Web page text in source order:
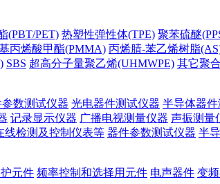
(PBT/PET) 热塑性弹性体(TPE) 聚苯硫醚
丙烯酸甲酯(PMMA) 丙烯腈-苯乙烯树脂
SBS 超高分子量聚乙烯(UHMWPE) 其它聚
数测试仪器 光电器件测试仪器 半导体器
记录显示仪器 广播电视测量仪器 声振测量
线检测及控制仪表等 器件参数测试仪器 半
元件 频率控制和选择用元件 电声器件 变